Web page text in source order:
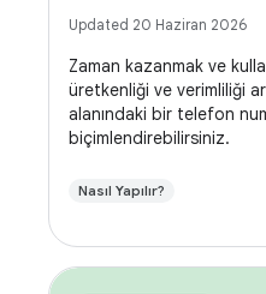
Updated 20 Haziran 2026
Zaman kazanmak ve
üretkenliği ve verimliliği
alanındaki bir telefon
biçimlendirebilirsiniz.
Nasıl Yapılır?